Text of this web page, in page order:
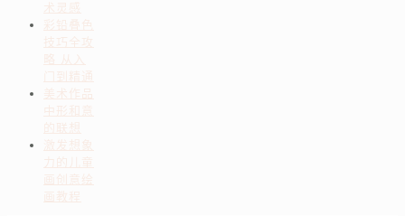
术灵感
彩铅叠色
技巧全攻
略 从入
门到精通
美术作品
中形和意
的联想
激发想象
力的儿童
画创意绘
画教程